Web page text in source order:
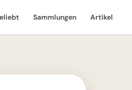
Sammlungen Artikel